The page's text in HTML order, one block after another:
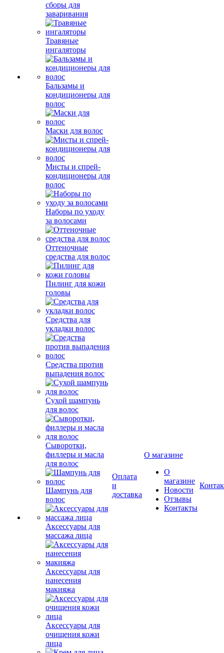
сборы для
заваривания
Травяные
ингаляторы
Бальзамы и
кондиционеры для
волос
Маски для волос
Мисты и спрей-
кондиционеры для
волос
Наборы по уходу
за волосами
Оттеночные
средства для волос
Пилинг для кожи
головы
Средства для
укладки волос
Средства против
выпадения волос
Сухой шампунь
для волос
Сыворотки,
филлеры и масла
для волос
Шампунь для
волос
Аксессуары для
массажа лица
Аксессуары для
нанесения
макияжа
Аксессуары для
очищения кожи
лица
Оплата
и
доставка
О магазине
О
магазине
Новости
Отзывы
Контакты